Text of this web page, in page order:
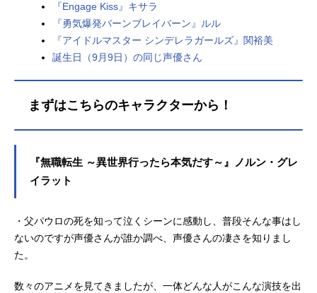
『Engage Kiss』キサラ
『勇気爆発バーンブレイバーン』ルル
『アイドルマスター シンデレラガールズ』関裕美
誕生日（9月9日）の同じ声優さん
まずはこちらのキャラクターから！
『無職転生 ～異世界行ったら本気だす～』ノルン・グレ
イラット
・父パウロの死を知って泣くシーンに感動し、普段そんな事はし
ないのですが声優さんが誰か調べ、声優さんの凄さを知りまし
た。
数々のアニメを見てきましたが、一体どんな人がこんな演技を出